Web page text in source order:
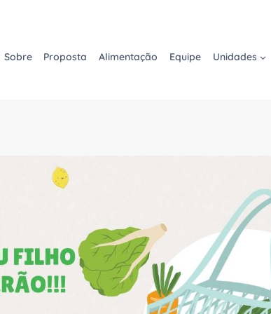
Sobre Proposta Alimentação Equipe Unidades